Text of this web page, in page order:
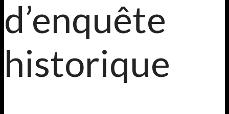
d’enquête
historique